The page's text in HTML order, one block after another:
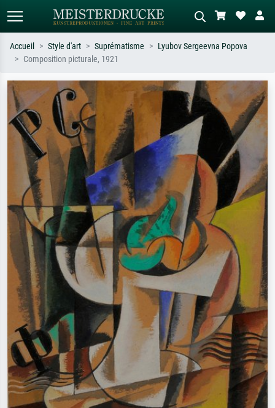
Recherchez par artiste, titre ou style –
ex. Monet, Nuit étoilée,
impressionnisme, vague de Hokusai,
nu.
Décrivez la scène – ex. prairie verte,
abstrait avec beaucoup de rouge,
tableau sombre, nu debout près d'un
arbre.
Accueil Style d'art Suprématisme
Lyubov Sergeevna Popova
Composition picturale, 1921